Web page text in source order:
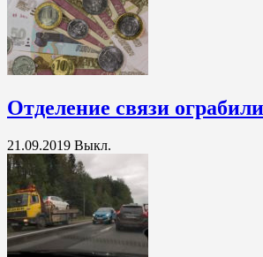
Отделение связи
21.09.2019 Выкл.